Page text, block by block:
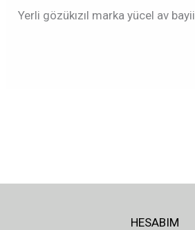
Yerli gözükızıl marka yücel av bayii
HESABIM